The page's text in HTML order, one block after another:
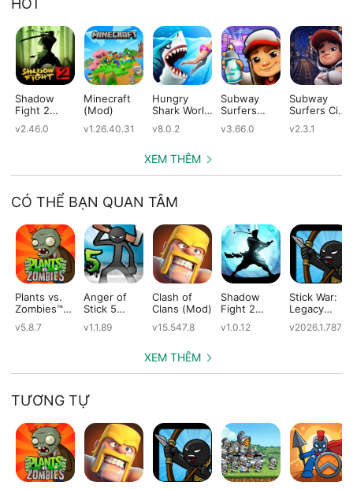
Shadow
Fight 2
v2.46.0
Minecraft
(Mod)
v1.26.40.31
Hungry
Shark World
v8.0.2
Subway
Surfers
v3.66.0
Subway
Surfers City
v2.3.1
XEM THÊM
CÓ THỂ BẠN QUAN TÂM
Plants vs.
Zombies™
v5.8.7
Anger of
Stick 5
v1.1.89
Clash of
Clans (Mod)
v15.547.8
Shadow
Fight 2
Edition
v1.0.12
Stick War:
Legacy
v2026.1.787
XEM THÊM
TƯƠNG TỰ